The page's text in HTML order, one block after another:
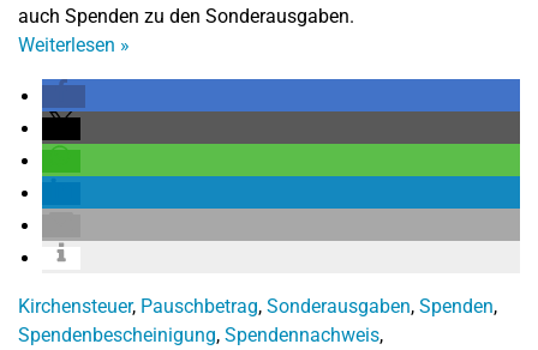
auch Spenden zu den Sonderausgaben.
Weiterlesen »
Kirchensteuer, Pauschbetrag, Sonderausgaben, Spenden,
Spendenbescheinigung, Spendennachweis,